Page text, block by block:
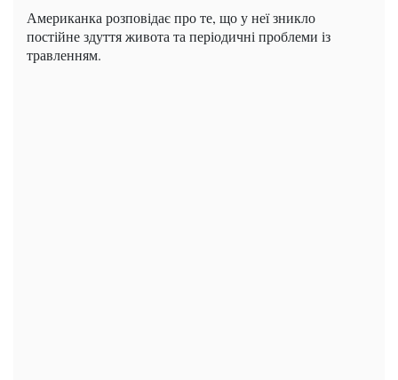
Американка розповідає про те, що у неї зникло
постійне здуття живота та періодичні проблеми із
травленням.